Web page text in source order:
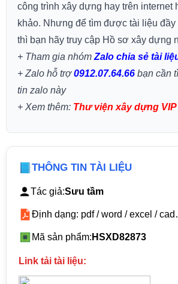
công trình xây dựng hay trên internet
khảo. Nhưng để tìm được tài liệu
thì bạn hãy truy cập Hồ sơ xây dựng
+ Tham gia nhóm Zalo chia sẻ tài
+ Zalo hỗ trợ0912.07.64.66bạn cần
tin zalo này
+ Xem thêm: Thư viện xây dựng VIP
THÔNG TIN TÀI LIỆU
Tác giả:Sưu tầm
Định dạng: pdf / word / excel /
Mã sản phẩm: HSXD82873
Link tải tài liệu: